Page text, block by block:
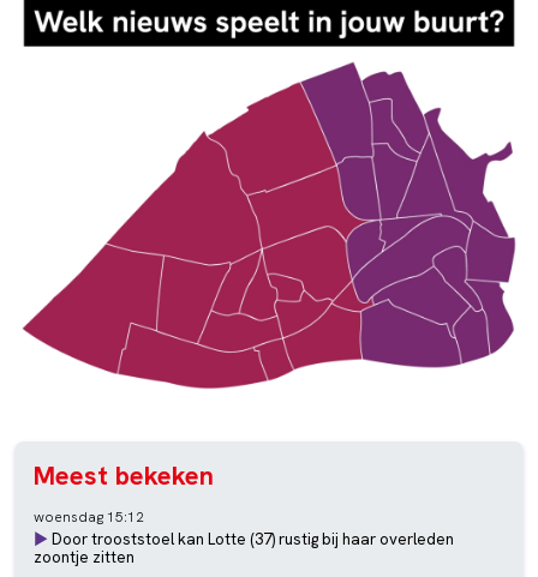
Meest bekeken
woensdag 15:12
► Door trooststoel kan Lotte (37) rustig bij haar overleden
zoontje zitten